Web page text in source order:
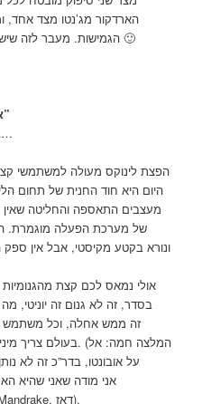
הארדקור מג’נטו מצד אחד,
הגמישות. מעבר לזה שיש לה קהילה מדהימה ומחבקת 🙂
“אני סתם רוצה מחשב נוח שעובד”
בסדר בסדר, סה”כ בקשה לגיטימית…
היום היא חוד החנית של תחום
מעצבים התאספה והחליטה
של מערכת הפעלה מוגמרת.
ונורא בקטע מקיסטי, אבל אין
בסדר, זה לא גנום זה יוניטי,
בעולם צריך
המיתולוגית שלי (או יותר נכון Mandrake, דאז).